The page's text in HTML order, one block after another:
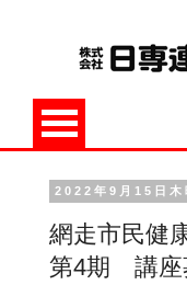
2022年9月15日木
網走市民
第4期 講座